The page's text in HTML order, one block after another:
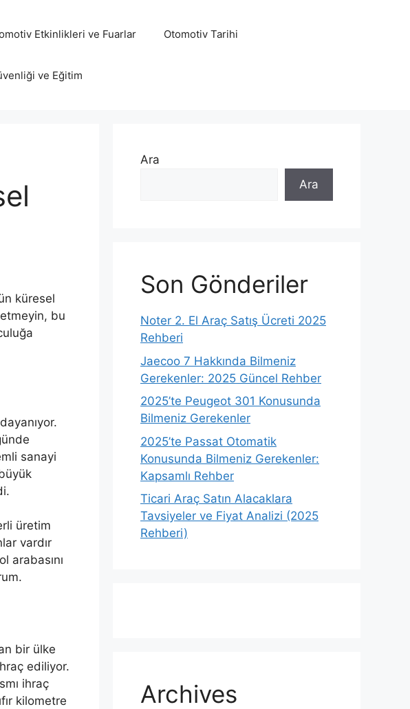
Etkinlikleri ve Fuarlar Otomotiv Tarihi
ve Eğitim
küresel
bu
sanayi
üretim
vardır
arabasını
bir ülke
ediliyor.
ihraç
kilometre
Ara
Ara
Son Gönderiler
Noter 2. El Araç Satış Ücreti 2025
Rehberi
Jaecoo 7 Hakkında Bilmeniz
Gerekenler: 2025 Güncel Rehber
2025’te Peugeot 301 Konusunda
Bilmeniz Gerekenler
2025’te Passat Otomatik
Konusunda Bilmeniz Gerekenler:
Kapsamlı Rehber
Ticari Araç Satın Alacaklara
Tavsiyeler ve Fiyat Analizi (2025
Rehberi)
Archives